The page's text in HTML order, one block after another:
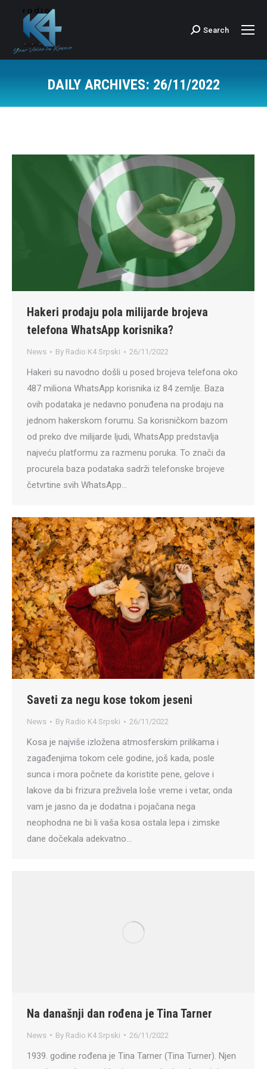
Search:
Search
DAILY ARCHIVES: 26/11/2022
Hakeri prodaju pola milijarde brojeva
telefona WhatsApp korisnika?
News By Radio K4 Srpski 26/11/2022
Hakeri su navodno došli u posed brojeva telefona oko
487 miliona WhatsApp korisnika iz 84 zemlje. Baza
ovih podataka je nedavno ponuđena na prodaju na
jednom hakerskom forumu. Sa korisničkom bazom
od preko dve milijarde ljudi, WhatsApp predstavlja
najveću platformu za razmenu poruka. To znači da
procurela baza podataka sadrži telefonske brojeve
četvrtine svih WhatsApp…
Saveti za negu kose tokom jeseni
News By Radio K4 Srpski 26/11/2022
Kosa je najviše izložena atmosferskim prilikama i
zagađenjima tokom cele godine, još kada, posle
sunca i mora počnete da koristite pene, gelove i
lakove da bi frizura preživela loše vreme i vetar, onda
vam je jasno da je dodatna i pojačana nega
neophodna ne bi li vaša kosa ostala lepa i zimske
dane dočekala adekvatno…
Na današnji dan rođena je Tina Tarner
News By Radio K4 Srpski 26/11/2022
1939. godine rođena je Tina Tarner (Tina Turner). Njen